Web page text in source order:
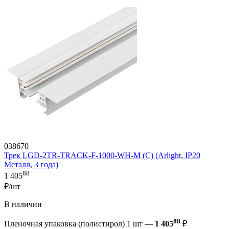
038670
Трек LGD-2TR-TRACK-F-1000-WH-M (C) (Arlight, IP20
Металл, 3 года)
1 40588
₽/шт
В наличии
Пленочная упаковка (полистирол) 1 шт — 1 40588 ₽